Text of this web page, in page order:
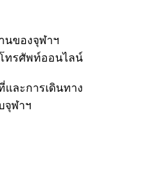
นของจุฬาฯ
ทรศัพท์ออนไลน์
และการเดินทาง
จุฬาฯ